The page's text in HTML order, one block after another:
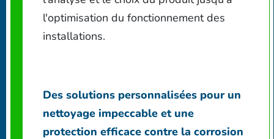
l'optimisation du fonctionnement des
installations.
Des solutions personnalisées pour un
nettoyage impeccable et une
protection efficace contre la corrosion